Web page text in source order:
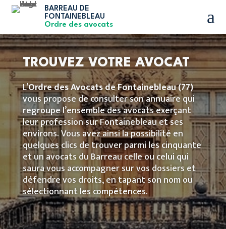
BARREAU DE
FONTAINEBLEAU
Ordre des avocats
a
TROUVEZ VOTRE AVOCAT
L’Ordre des Avocats de Fontainebleau(77)
vous propose de consulter son annuaire qui
regroupe l’ensemble des avocats exerçant
leur profession sur Fontainebleau et ses
environs. Vous avez ainsi la possibilité en
quelques clics de trouver parmi les cinquante
et un avocats du Barreau celle ou celui qui
saura vous accompagner sur vos dossiers et
défendre vos droits, en tapant son nom ou
sélectionnant les compétences.